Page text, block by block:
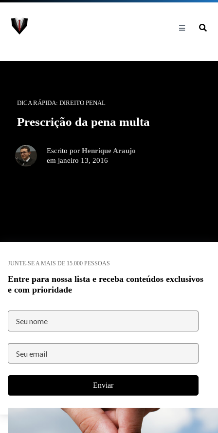
DICA RÁPIDA: DIREITO PENAL
Prescrição da pena multa
Escrito por Henrique Araujo
em janeiro 13, 2016
JUNTE-SE A MAIS DE 15.000 PESSOAS
Entre para nossa lista e receba conteúdos exclusivos
e com prioridade
Enviar